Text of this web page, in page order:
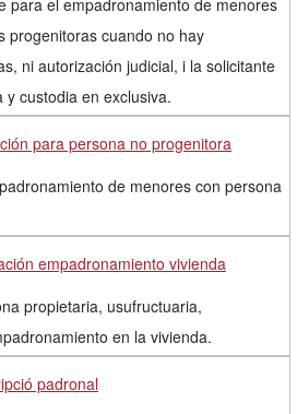
para el empadronamiento de menores
progenitoras cuando no hay
ni autorización judicial, i la solicitante
custodia en exclusiva.
para persona no progenitora
de menores con persona
empadronamiento vivienda
propietaria, usufructuaria,
en la vivienda.
padronal